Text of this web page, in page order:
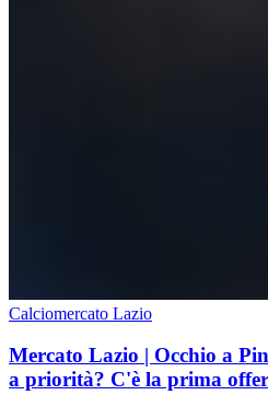
Calciomercato Lazio
Mercato Lazio | Occhio a
a priorità? C'è la prima